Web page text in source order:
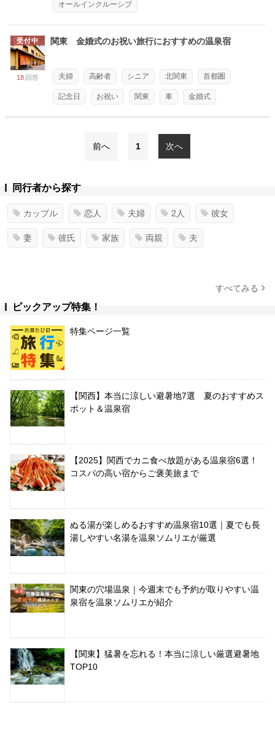
オールインクルーシブ
受付中
18 回答
関東 金婚式のお祝い旅行におすすめの温泉宿
夫婦 高齢者 シニア 北関東 首都圏
記念日 お祝い 関東 車 金婚式
前へ 1 次へ
同行者から探す
カップル 恋人 夫婦 2人 彼女
妻 彼氏 家族 両親 夫
すべてみる
ピックアップ特集！
特集ページ一覧
【関西】本当に涼しい避暑地7選 夏のおすすめス
ポット＆温泉宿
【2025】関西でカニ食べ放題がある温泉宿6選！
コスパの高い宿からご褒美旅まで
ぬる湯が楽しめるおすすめ温泉宿10選｜夏でも長
湯しやすい名湯を温泉ソムリエが厳選
関東の穴場温泉｜今週末でも予約が取りやすい温
泉宿を温泉ソムリエが紹介
【関東】猛暑を忘れる！本当に涼しい厳選避暑地
TOP10